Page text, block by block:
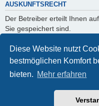
Diese Website nutzt
bestmöglichen Komfort
bieten. Mehr erfahren
AUSKUNFTSRECHT
Der Betreiber erteilt Ihnen
Sie gespeichert sind.
Sie können jederzeit die
verlangen. Kontaktieren Sie
Powered byphpBB®